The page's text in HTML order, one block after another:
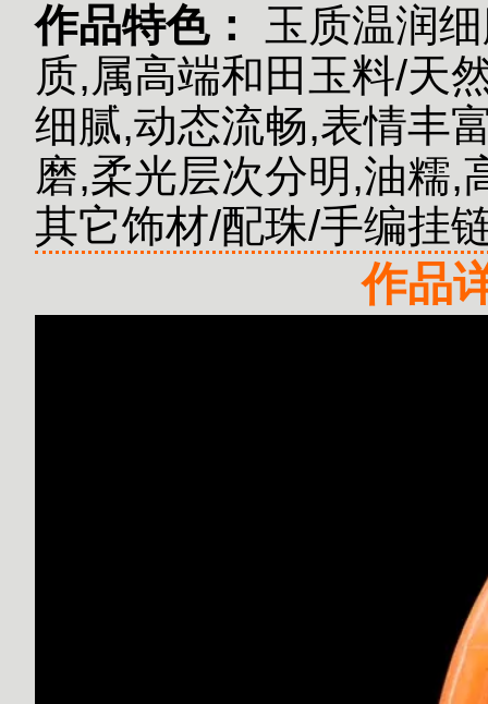
作品特色：
玉质温润
质,属高端和田玉料/天
细腻,动态流畅,表情丰
磨,柔光层次分明,油糯,
其它饰材/配珠/手编挂
作品